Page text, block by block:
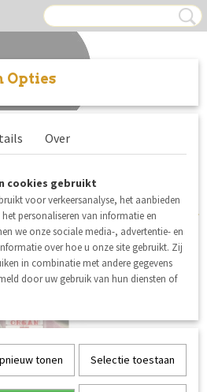
nieuw
Opties
Over
cookies gebruikt
voor verkeersanalyse, het aanbieden
personaliseren van informatie en
we onze sociale media-, advertentie- en
over hoe u onze site gebruikt. Zij
in combinatie met andere gegevens
door uw gebruik van hun diensten of
tonen Selectie toestaan